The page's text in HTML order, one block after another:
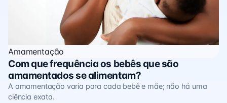
Amamentação
Com que frequência os bebês que são
amamentados se alimentam?
A amamentação varia para cada bebê e mãe; não há uma
ciência exata.